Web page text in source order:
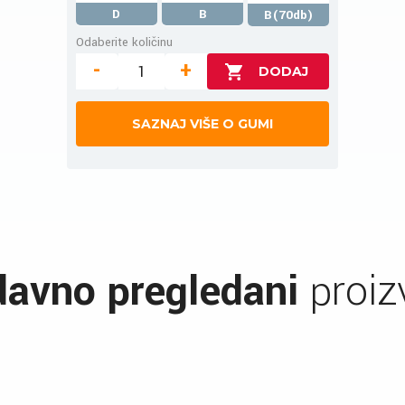
D B
B(70db)
Odaberite količinu
- +
SAZNAJ VIŠE O GUMI
pregledani